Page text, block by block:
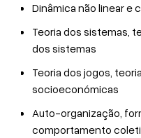
Dinâmica não linear e
Teoria dos sistemas,
dos sistemas
Teoria dos jogos,
socioeconómicas
Auto-organização,
comportamento